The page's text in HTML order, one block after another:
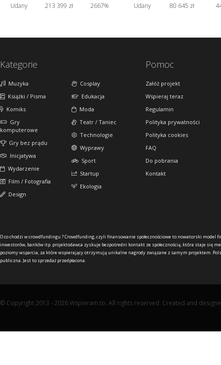
Udany 213 399 zł 2667% Udany 80 645 zł
Kategorie
Muzyka
Książki / Pisma
Komiks
Gry
komputerowe
Gry bez prądu
Inicjatywa
Wydarzenie
Film / Fotografia
Design
Cosplay
Edukacja
Moda
Teatr / Taniec
Technologie
Wyprawy
Sport
Startup
Ekologia
Pomoc
Załóż projekt
Wspieraj teraz
Regulamin
Polityka prywatności
Polityka cookies
FAQ
Do pobrania
Kontakt
O co chodzi w crowdfundingu ?Crowdfunding, czyli finansowanie społecznościowe to nowatorski model
inwestorów, banków itp. projektodawca zyskuje bezpośredni kontakt ze społecznością, która staje się
poziomy wsparcia, za które wspierający otrzymują unikalne nagrody związane z samym projektem.
publiczna. Jest to sprzedaż przedpłacona.
© Copyright 2013 - 2026 Wspieram.to. All rights reserved. Created and